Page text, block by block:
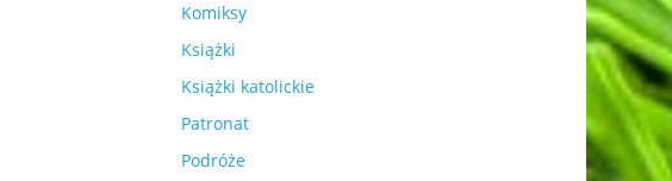
Komiksy
Książki
Książki katolickie
Patronat
Podróże